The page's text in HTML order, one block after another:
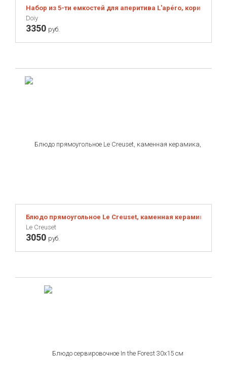
Набор из 5-ти емкостей для аперитива L'apéro, коричневый
Doiy
3350 руб.
Блюдо прямоугольное Le Creuset, каменная керамика,
Le Creuset
3050 руб.